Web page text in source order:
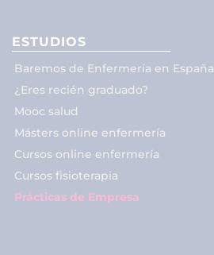
ESTUDIOS
Baremos de Enfermería en España
¿Eres recién graduado?
Mooc salud
Másters online enfermería
Cursos online enfermería
Cursos fisioterapia
Prácticas de Empresa